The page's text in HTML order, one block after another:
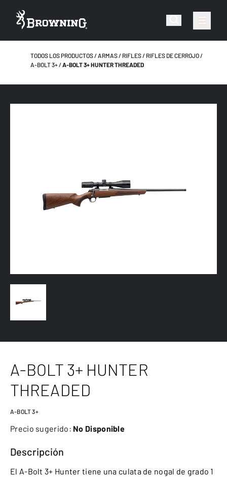
TODOS LOS PRODUCTOS ARMAS RIFLES
RIFLES DE CERROJO
A-BOLT 3+
A-BOLT 3+ HUNTER THREADED
A-BOLT 3+ HUNTER
THREADED
A-BOLT 3+
Precio sugerido: No Disponible
Descripción
El A-Bolt 3+ Hunter tiene una culata de nogal de grado 1